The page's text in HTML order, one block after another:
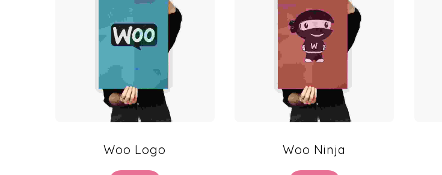
Woo Logo Woo Ninja